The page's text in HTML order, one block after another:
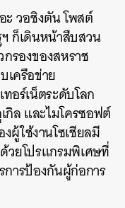
ะ วอชิงตัน โพสต์
ก็เดินหน้าสืบสวน
รองของสหราช
เครือข่าย
อร์เน็ตระดับโลก
กิล และไมโครซอฟต์
ผู้ใช้งานโซเชียลมี
วยโปรแกรมพิเศษที่
การป้องกันผู้ก่อการ